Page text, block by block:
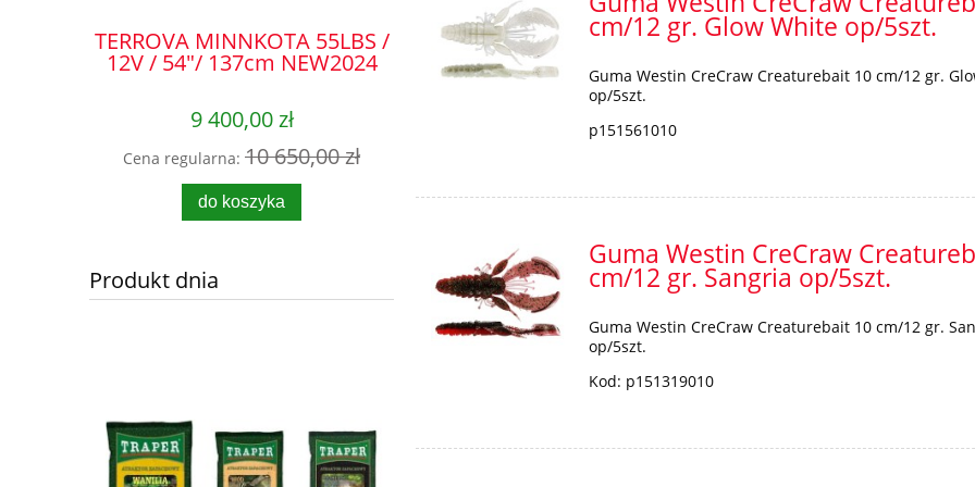
TERROVA MINNKOTA 55LBS /
12V / 54"/ 137cm NEW2024
9 400,00 zł
Cena regularna: 10 650,00 zł
do koszyka
KOMBINEZON COASTFLOAT
FLOATATION IMAX *XL*
HUMMINBIRD XPLORE 9"
CMSI+CHARTPLOTER Z
Przetwornikiem
do koszyka
Produkt dnia
cm/12 gr. Glow White op/5szt.
Guma Westin CreCraw Creaturebait 10 cm/12 gr.
op/5szt.
p151561010
Guma Westin CreCraw
cm/12 gr. Sangria op/5szt.
Guma Westin CreCraw Creaturebait 10 cm/12 gr.
op/5szt.
Kod: p151319010